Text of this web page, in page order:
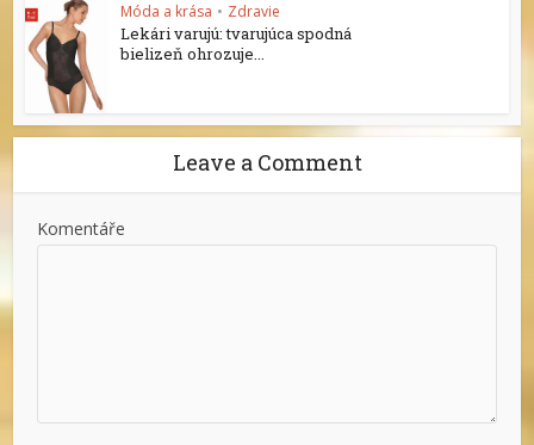
Móda a krása • Zdravie
Lekári varujú: tvarujúca spodná
bielizeň ohrozuje...
Leave a Comment
Komentáře